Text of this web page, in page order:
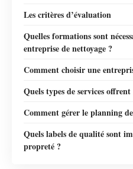
Les critères d’évaluation
Quelles formations sont
entreprise de nettoyage ?
Comment choisir une
Quels types de services
Comment gérer le planning
Quels labels de qualité sont
propreté ?